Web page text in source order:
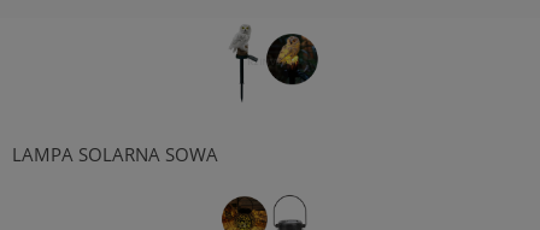
LAMPA SOLARNA SOWA